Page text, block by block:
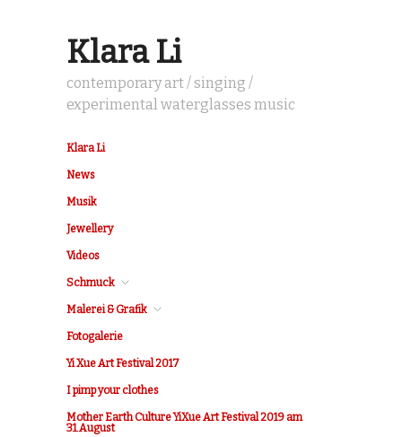
Klara Li
contemporary art / singing /
experimental waterglasses music
Klara Li
News
Musik
Jewellery
Videos
Schmuck
Malerei & Grafik
Fotogalerie
Yi Xue Art Festival 2017
I pimp your clothes
Mother Earth Culture YiXue Art Festival 2019 am
31.August